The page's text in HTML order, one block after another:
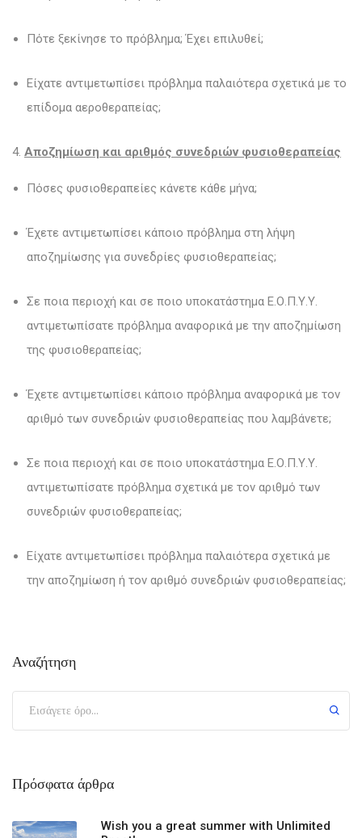
Πότε ξεκίνησε το πρόβλημα; Έχει επιλυθεί;
Είχατε αντιμετωπίσει πρόβλημα παλαιότερα σχετικά με το
επίδομα αεροθεραπείας;
4. Αποζημίωση και αριθμός συνεδριών φυσιοθεραπείας
Πόσες φυσιοθεραπείες κάνετε κάθε μήνα;
Έχετε αντιμετωπίσει κάποιο πρόβλημα στη λήψη
αποζημίωσης για συνεδρίες φυσιοθεραπείας;
Σε ποια περιοχή και σε ποιο υποκατάστημα Ε.Ο.Π.Υ.Υ.
αντιμετωπίσατε πρόβλημα αναφορικά με την αποζημίωση
της φυσιοθεραπείας;
Έχετε αντιμετωπίσει κάποιο πρόβλημα αναφορικά με τον
αριθμό των συνεδριών φυσιοθεραπείας που λαμβάνετε;
Σε ποια περιοχή και σε ποιο υποκατάστημα Ε.Ο.Π.Υ.Υ.
αντιμετωπίσατε πρόβλημα σχετικά με τον αριθμό των
συνεδριών φυσιοθεραπείας;
Είχατε αντιμετωπίσει πρόβλημα παλαιότερα σχετικά με
την αποζημίωση ή τον αριθμό συνεδριών φυσιοθεραπείας;
Αναζήτηση
Πρόσφατα άρθρα
Wish you a great summer with Unlimited